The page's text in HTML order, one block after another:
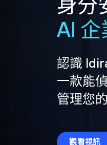
AI 企
認識
一款能
管理您
觀看視訊